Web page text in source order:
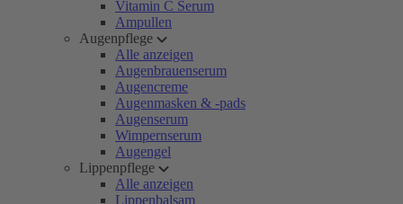
Vitamin C Serum
Ampullen
Augenpflege
Alle anzeigen
Augenbrauenserum
Augencreme
Augenmasken & -pads
Augenserum
Wimpernserum
Augengel
Lippenpflege
Alle anzeigen
Lippenbalsam